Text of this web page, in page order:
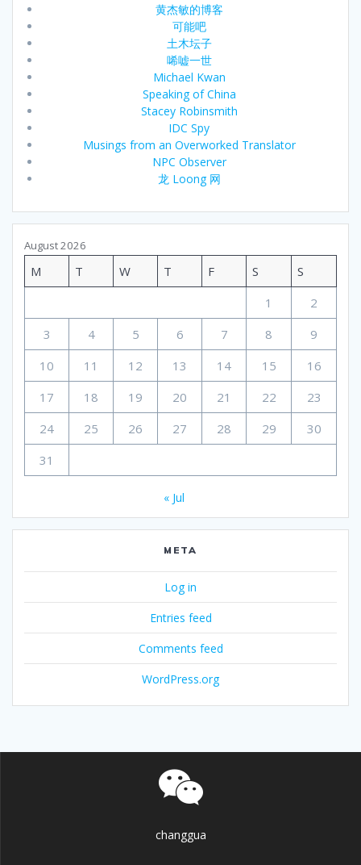
黄杰敏的博客
可能吧
土木坛子
唏嘘一世
Michael Kwan
Speaking of China
Stacey Robinsmith
IDC Spy
Musings from an Overworked Translator
NPC Observer
龙 Loong 网
August 2026
M T W T F S
S
1
2
3
4 5 6 7 8
9
10
11 12 13 14 15
16
17
18 19 20 21 22
23
24
25 26 27 28 29
30
31
« Jul
META
Log in
Entries feed
Comments feed
WordPress.org
changgua